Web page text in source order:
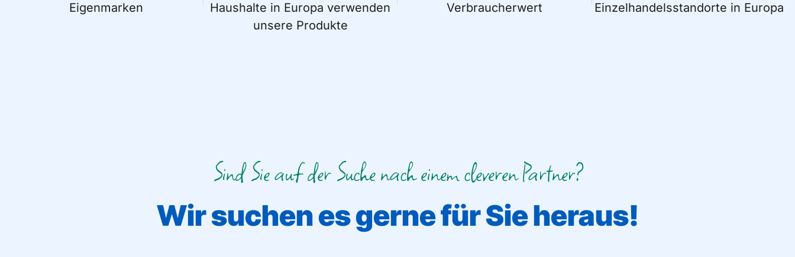
Eigenmarken
Haushalte in Europa verwenden
unsere Produkte
Verbraucherwert Einzelhandelsstandorte in Europa
Sind Sie auf der Suche nach einem cleveren Partner?
Wir suchen es gerne für Sie heraus!